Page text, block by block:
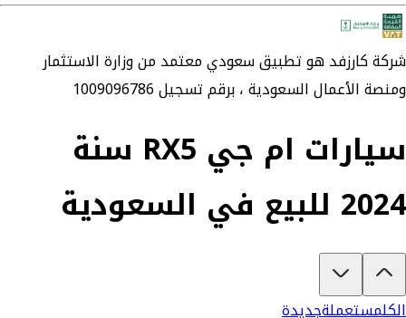
شركةكارزفدهو تطبيق سعودي معتمد من وزارة الاستثمار
ومنصة الأعمال السعودية ،برقم تسجيل 1009096786
سيارات ام جي RX5 سنة
2024 للبيع في السعودية
تبغى تشتري ام جي RX5 2024؟
الكلمستعملةجديدة